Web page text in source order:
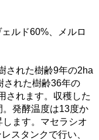
ルド60%、メルロ
された樹齢9年の2ha
された樹齢36年の
されます。収穫した
発酵温度は13度か
ます。マセラシオ
スタンクで行い、